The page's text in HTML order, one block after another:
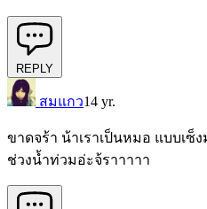
REPLY
สมแกว14 yr.
ขาดจร้า น้าเราเป็นหมอ แบบเซ็ง
ช่วงน้ำท่วมอ่ะจ้ราาาาา